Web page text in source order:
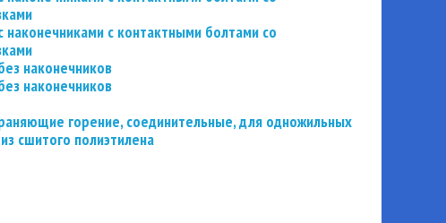
наконечниками с контактными болтами со
наконечников
наконечников
горение, соединительные, для одножильных
сшитого полиэтилена